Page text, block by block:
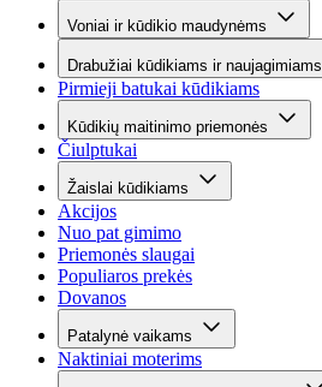
Voniai ir kūdikio maudynėms
Drabužiai kūdikiams ir naujagimiams
Pirmieji batukai kūdikiams
Kūdikių maitinimo priemonės
Čiulptukai
Žaislai kūdikiams
Akcijos
Nuo pat gimimo
Priemonės slaugai
Populiaros prekės
Dovanos
Patalynė vaikams
Naktiniai moterims